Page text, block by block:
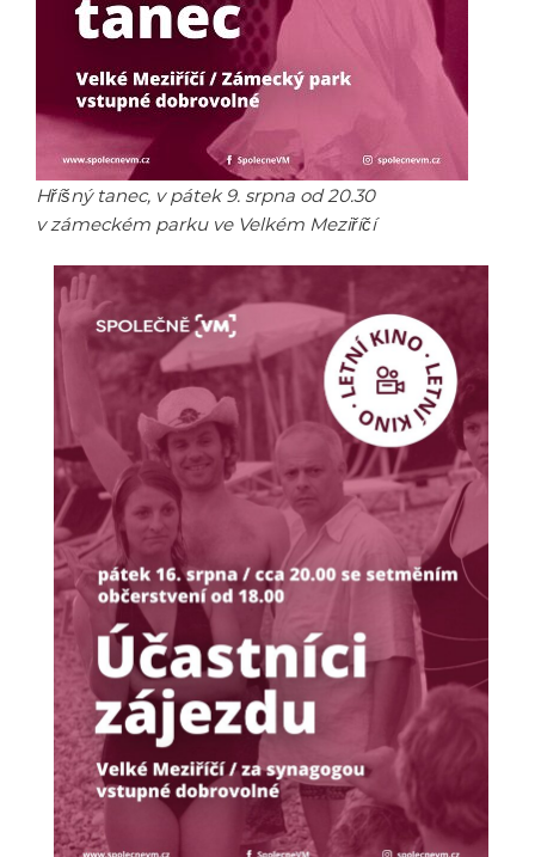
Hříšný tanec, v pátek 9. srpna od 20.30
v zámeckém parku ve Velkém Meziříčí